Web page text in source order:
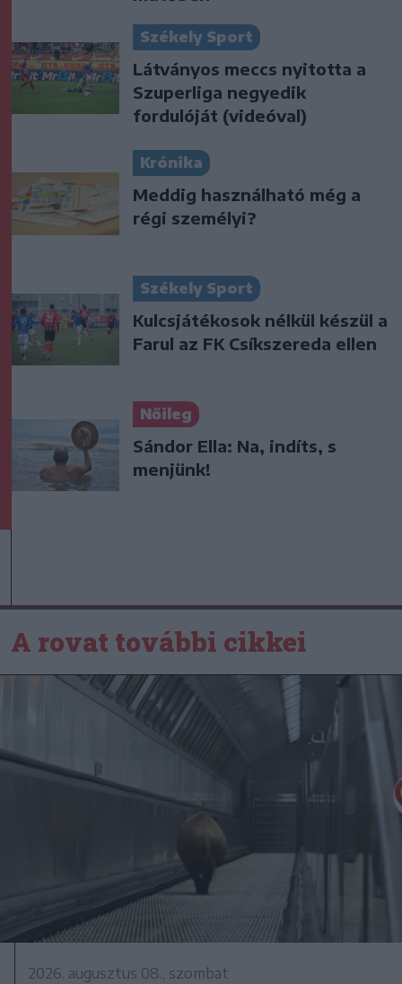
Székely Sport
Látványos meccs nyitotta a
Szuperliga negyedik
fordulóját (videóval)
Krónika
Meddig használható még a
régi személyi?
Székely Sport
Kulcsjátékosok nélkül készül a
Farul az FK Csíkszereda ellen
Nőileg
Sándor Ella: Na, indíts, s
menjünk!
A rovat további cikkei
2026. augusztus 08., szombat